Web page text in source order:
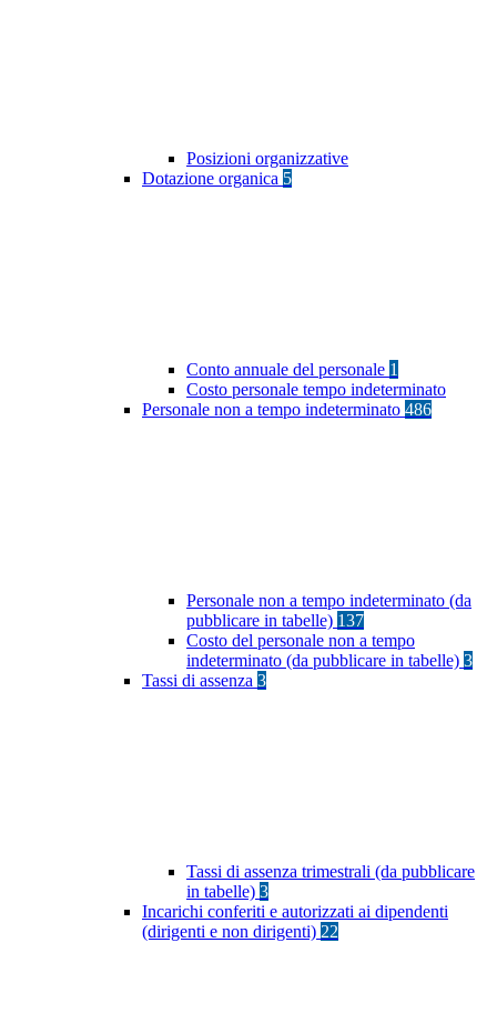
Posizioni organizzative
Dotazione organica 5
Conto annuale del personale 1
Costo personale tempo indeterminato
Personale non a tempo indeterminato 486
Personale non a tempo indeterminato (da
pubblicare in tabelle) 137
Costo del personale non a tempo
indeterminato (da pubblicare in tabelle) 3
Tassi di assenza 3
Tassi di assenza trimestrali (da pubblicare
in tabelle) 3
Incarichi conferiti e autorizzati ai dipendenti
(dirigenti e non dirigenti) 22